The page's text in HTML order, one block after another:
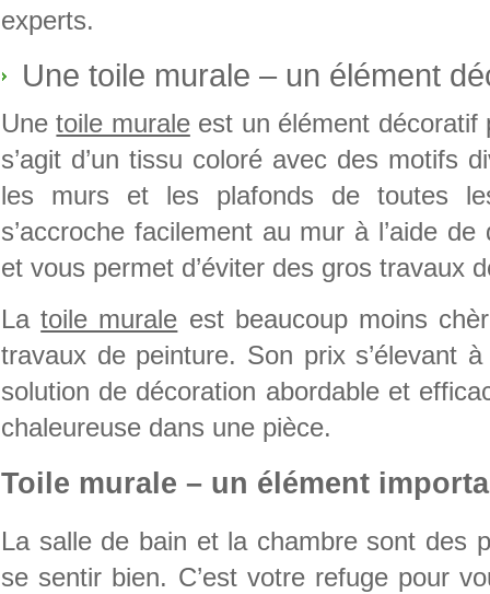
experts.
Une toile murale – un élément
Unetoile muraleest un élément décoratif
s’agit d’un tissu coloré avec des motifs
les murs et les plafonds de toutes
s’accroche facilement au mur à l’aide
et vous permet d’éviter des gros travaux
Latoile murale est beaucoup moins
travaux de peinture. Son prix s’élevant
solution de décoration abordable et
chaleureuse dans une pièce.
Toile murale – un élément
La salle de bain et la chambre sont des
se sentir bien. C’est votre refuge pour